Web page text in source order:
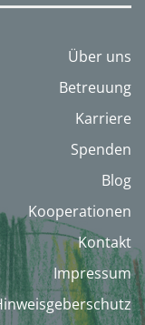
Über uns
Betreuung
Karriere
Spenden
Blog
Kooperationen
Kontakt
Impressum